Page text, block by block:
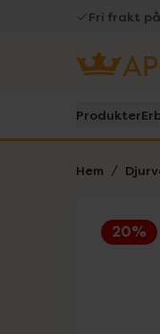
Fri frakt
Produkter
Hem
20%